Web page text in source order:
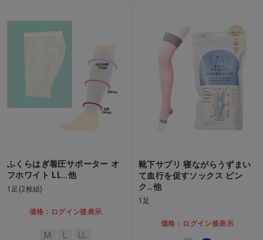
ふくらはぎ着圧サポーター オ
フホワイト LL…他
1足(2枚組)
価格：ログイン後表示
M L LL
靴下サプリ 寝ながらうずまい
て血行を促すソックス ピン
ク…他
1足
価格：ログイン後表示